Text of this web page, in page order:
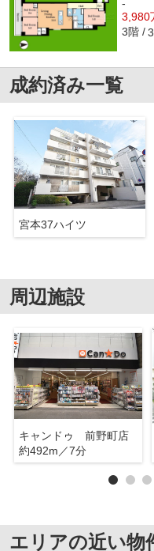
-
3,980
3階
成約済み一覧
宮本37ハイツ
周辺施設
キャンドゥ 前野町店
約492m／7分
エリアの近い物